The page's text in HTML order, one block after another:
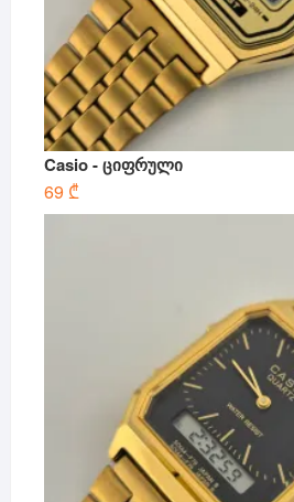
Casio - ციფრული
69 ₾